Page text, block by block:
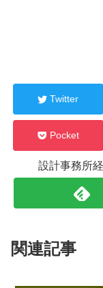
Twitter
Pocket
設計事務所
関連記事